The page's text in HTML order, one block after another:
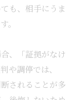
も、相手にうま
。
、「証拠がなけ
や調停では、
されることが多